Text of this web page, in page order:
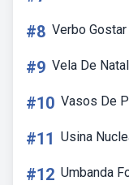
#8 Verbo
#9 Vela De
#10 Vasos De
#11 Usina
#12 Umbanda